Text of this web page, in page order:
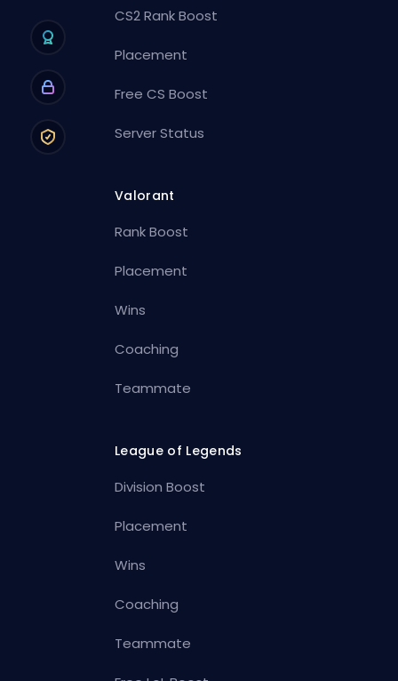
CS2 Rank Boost
Placement
Free CS Boost
Server Status
Valorant
Rank Boost
Placement
Wins
Coaching
Teammate
League of Legends
Division Boost
Placement
Wins
Coaching
Teammate